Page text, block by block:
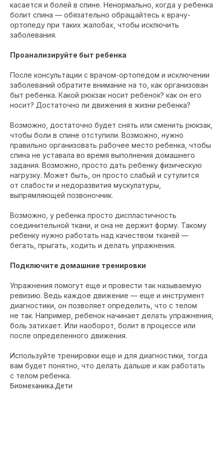
касается и болей в спине. Ненормально, когда у ребенка
болит спина — обязательно обращайтесь к врачу-
ортопеду при таких жалобах, чтобы исключить
заболевания.
Проанализируйте быт ребенка
После консультации с врачом-ортопедом и исключении
заболеваний обратите внимание на то, как организован
быт ребенка. Какой рюкзак носит ребенок? как он его
носит? Достаточно ли движения в жизни ребенка?
Возможно, достаточно будет снять или сменить рюкзак,
чтобы боли в спине отступили. Возможно, нужно
правильно организовать рабочее место ребенка, чтобы
спина не уставала во время выполнения домашнего
задания. Возможно, просто дать ребенку физическую
нагрузку. Может быть, он просто слабый и сутулится
от слабости и недоразвития мускулатуры,
выпрямляющей позвоночник.
Возможно, у ребенка просто диспластичность
соединительной ткани, и она не держит форму. Такому
ребенку нужно работать над качеством тканей —
бегать, прыгать, ходить и делать упражнения.
Подключите домашние тренировки
Упражнения помогут еще и провести так называемую
ревизию. Ведь каждое движение — еще и инструмент
диагностики, он позволяет определить, что с телом
не так. Например, ребенок начинает делать упражнения,
боль затихает. Или наоборот, болит в процессе или
после определенного движения.
Используйте тренировки еще и для диагностики, тогда
вам будет понятно, что делать дальше и как работать
с телом ребенка.
Биомеханика.Дети